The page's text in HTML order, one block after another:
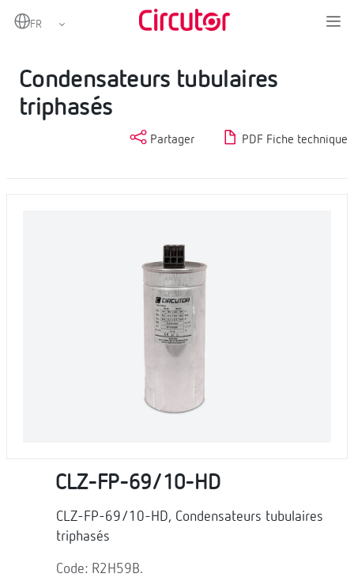
Home
Condensateurs BT
Condensateurs tubulaires triphasés
Condensateurs tubulaires
triphasés
Partager PDF Fiche technique
CLZ-FP-69/10-HD
CLZ-FP-69/10-HD, Condensateurs tubulaires
triphasés
Code: R2H59B.